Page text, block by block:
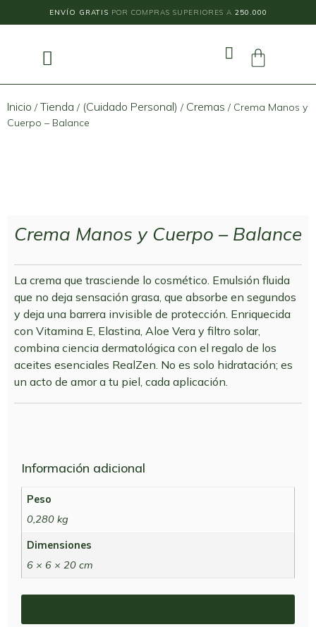
ENVÍO GRATIS POR COMPRAS SUPERIORES A 250.000
Inicio / Tienda / (Cuidado Personal) / Cremas / Crema Manos y
Cuerpo – Balance
Crema Manos y Cuerpo – Balance
La crema que trasciende lo cosmético. Emulsión fluida
que no deja sensación grasa, que absorbe en segundos
y deja una barrera invisible de protección. Enriquecida
con Vitamina E, Elastina, Aloe Vera y filtro solar,
combina ciencia dermatológica con el regalo de los
aceites esenciales RealZen. No es solo hidratación; es
un acto de amor a tu piel, cada aplicación.
Información adicional
Peso
0,280 kg
Dimensiones
6 × 6 × 20 cm